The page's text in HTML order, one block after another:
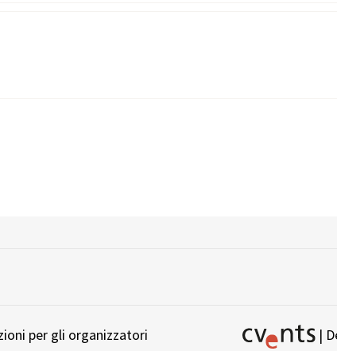
per gli organizzatori |